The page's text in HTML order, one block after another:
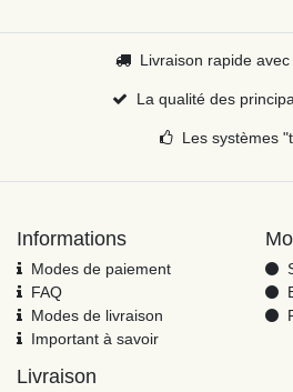
Livraison rapide
La qualité des
Les systèmes
Informations
Modes de paiement
FAQ
Modes de livraison
Important à savoir
Livraison